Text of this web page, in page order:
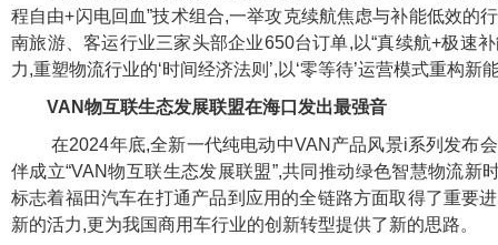
程自由+闪电回血”技术组合,一举攻克续航焦虑与补能低效的
南旅游、客运行业三家头部企业650台订单,以“真续航+极速
力,重塑物流行业的‘时间经济法则’,以‘零等待’运营模式重构新
VAN物互联生态发展联盟在海口发出最强音
在2024年底,全新一代纯电动中VAN产品风景i系列发布
伴成立“VAN物互联生态发展联盟”,共同推动绿色智慧物流新
标志着福田汽车在打通产品到应用的全链路方面取得了重要
新的活力,更为我国商用车行业的创新转型提供了新的思路。